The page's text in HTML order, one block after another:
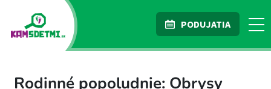
PODUJATIA
Rodinné popoludnie: Obrysy